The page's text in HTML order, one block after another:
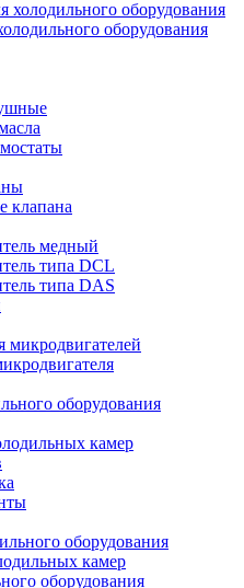
оборудования
клапана
медный
типа DCL
типа DAS
микродвигателей
оборудования
камер
оборудования
камер
оборудования